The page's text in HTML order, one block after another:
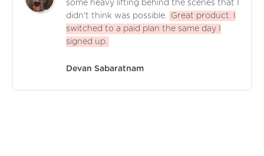
some heavy lifting behind the scenes that I
didn't think was possible.
Great product. I
switched to a paid plan the same day I
signed up.
Devan Sabaratnam